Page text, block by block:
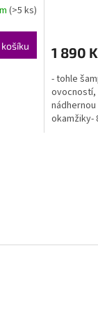
(>5 ks)
košíku 1 890
- tohle
ovocností,
okamžiky-